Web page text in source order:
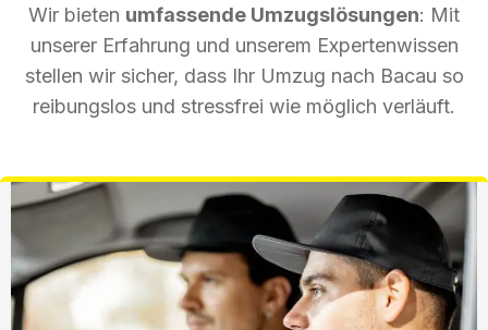
Wir bieten umfassende Umzugslösungen: Mit
unserer Erfahrung und unserem Expertenwissen
stellen wir sicher, dass Ihr Umzug nach Bacau so
reibungslos und stressfrei wie möglich verläuft.